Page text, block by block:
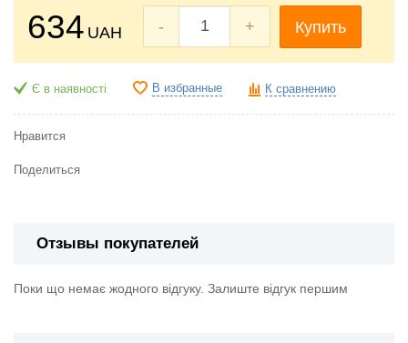
634 UAH - + Купить
Є в наявності В избранные К сравнению
Нравится
Поделиться
Отзывы покупателей
Поки що немає жодного відгуку. Залиште відгук першим